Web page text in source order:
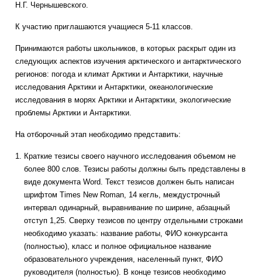
Н.Г. Чернышевского.
К участию приглашаются учащиеся 5-11 классов.
Принимаются работы школьников, в которых раскрыт один из
следующих аспектов изучения арктического и антарктического
регионов: погода и климат Арктики и Антарктики, научные
исследования Арктики и Антарктики, океанологические
исследования в морях Арктики и Антарктики, экологические
проблемы Арктики и Антарктики.
На отборочный этап необходимо представить:
Краткие тезисы своего научного исследования объемом не
более 800 слов. Тезисы работы должны быть представлены в
виде документа Word. Текст тезисов должен быть написан
шрифтом Times New Roman, 14 кегль, междустрочный
интервал одинарный, выравнивание по ширине, абзацный
отступ 1,25. Сверху тезисов по центру отдельными строками
необходимо указать: название работы, ФИО конкурсанта
(полностью), класс и полное официальное название
образовательного учреждения, населенный пункт, ФИО
руководителя (полностью). В конце тезисов необходимо